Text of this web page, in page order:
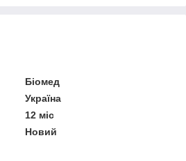
Біомед
Україна
12 міс
Новий